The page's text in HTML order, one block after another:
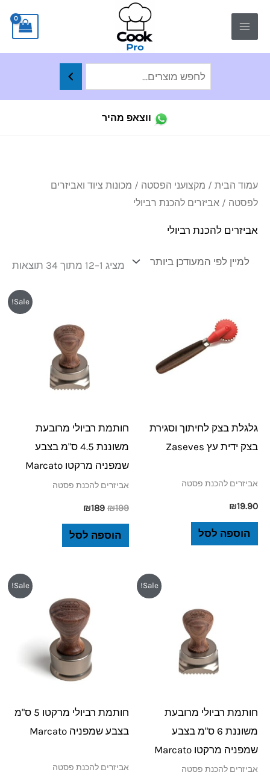
לתוכן
ווצאפ מהיר
עמוד הבית / מקצועני הפסטה / מכונות ציוד ואביזרים
לפסטה / אביזרים להכנת רביולי
אביזרים להכנת רביולי
מציג 1–12 מתוך 34 תוצאות
גלגלת בצק לחיתוך וסגירת
בצק ידית עץ Zaseves
אביזרים להכנת פסטה
₪19.90
הוספה לסל
Sale!
חותמת רביולי מרובעת
משוננת 4.5 ס"מ בצבע
שמפניה מרקטו Marcato
אביזרים להכנת פסטה
₪199
₪199.
₪189
₪189.
הוספה לסל
Sale!
חותמת רביולי מרובעת
משוננת 6 ס"מ בצבע
שמפניה מרקטו Marcato
אביזרים להכנת פסטה
₪199.
₪189.
Sale!
חותמת רביולי מרקטו 5 ס"מ
בצבע שמפניה Marcato
אביזרים להכנת פסטה
היה:
₪199.
הוא:
₪189.